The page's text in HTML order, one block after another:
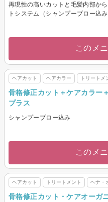
再現性の高いカットと毛髪内部か
トシステム（シャンプーブロー込み
このメ
ヘアカット ヘアカラー トリートメ
骨格修正カット＋ケアカラー
プラス
シャンプーブロー込み
このメ
ヘアカット トリートメント ヘナ・
骨格修正カット・ケアオーガ